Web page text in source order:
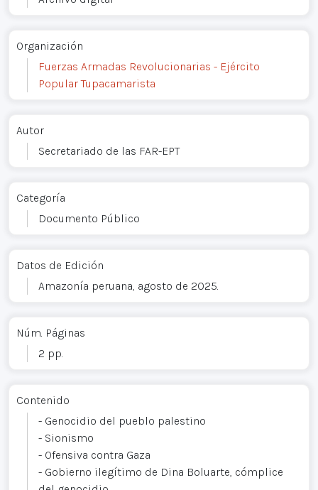
Organización
Fuerzas Armadas Revolucionarias - Ejército
Popular Tupacamarista
Autor
Secretariado de las FAR-EPT
Categoría
Documento Público
Datos de Edición
Amazonía peruana, agosto de 2025.
Núm. Páginas
2 pp.
Contenido
- Genocidio del pueblo palestino
- Sionismo
- Ofensiva contra Gaza
- Gobierno ilegítimo de Dina Boluarte, cómplice